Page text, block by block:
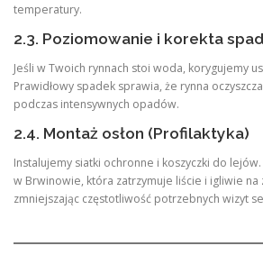
temperatury.
2.3. Poziomowanie i korekta
Jeśli w Twoich rynnach stoi woda, korygujemy
Prawidłowy spadek sprawia, że rynna
podczas intensywnych opadów.
2.4. Montaż osłon (Profilaktyka)
Instalujemy siatki ochronne i koszyczki do
w Brwinowie, która zatrzymuje liście i igliwie na
zmniejszając częstotliwość potrzebnych wizyt